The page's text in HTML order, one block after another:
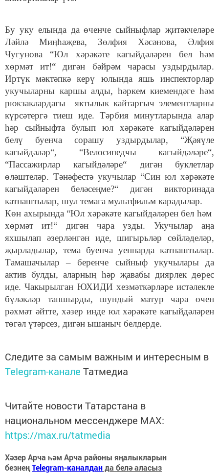
Бу уку елында да өченче сыйныфлар җитәкчеләре
Ләйлә Миңһаҗева, Зөлфия Хәсәнова, Әлфия
Чугунова “Юл хәрәкәте кагыйдәләрен бел һәм
хөрмәт ит!“ дигән бәйрәм чарасы уздырдылар.
Иртүк мәктәпкә керү юлында яшь инспекторлар
укучыларны каршы алды, һәркем киемендәге һәм
рюкзаклардагы яктылык кайтаргыч элементларны
күрсәтергә тиеш иде. Тәрбия минутларында алар
һәр сыйныфта булып юл хәрәкәте кагыйдәләрен
белү буенча сорашу уздырдылар, “Җәяүле
кагыйдәләр“, “Велосипедчы кагыйдәләре“,
“Пассажирлар кагыйдәләре“ дигән буклетлар
өләштеләр. Тәнәфестә укучылар “Син юл хәрәкәте
кагыйдәләрен беләсеңме?“ дигән викторинада
катнаштылар, шул темага мультфильм карадылар.
Көн ахырында “Юл хәрәкәте кагыйдәләрен бел һәм
хөрмәт ит!“ дигән чара узды. Укучылар аңа
яхшылап әзерләнгән иде, шигырьләр сөйләделәр,
җырладылар, тема буенча уеннарда катнаштылар.
Тамашачылар – беренче сыйныф укучылары да
актив булды, аларның һәр җавабы диярлек дөрес
иде. Чакырылган ЮХИДИ хезмәткәрләре истәлекле
бүләкләр тапшырды, шундый матур чара өчен
рәхмәт әйтте, хәзер инде юл хәрәкәте кагыйдәләрен
төгәл үтәрсез, дигән ышаныч белдерде.
Следите за самым важным и интересным в
Telegram-канале Татмедиа
Читайте новости Татарстана в
национальном мессенджере MАХ:
https://max.ru/tatmedia
Хәзер Арча һәм Арча районы яңалыкларын
безнеңTelegram-каналданда белә аласыз